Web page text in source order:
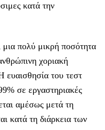
κατά την
μια πολύ μικρή ποσότητα
χοριακή
ευαισθησία του τεστ
σε εργαστηριακές
αμέσως μετά τη
κατά τη διάρκεια των